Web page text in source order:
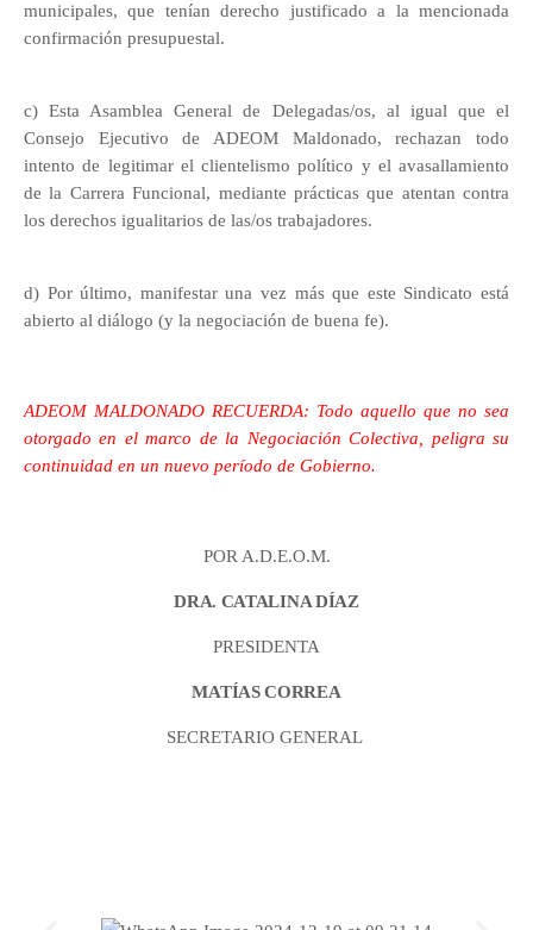
municipales, que tenían derecho justificado a la mencionada
confirmación presupuestal.
c) Esta Asamblea General de Delegadas/os, al igual que el
Consejo Ejecutivo de ADEOM Maldonado, rechazan todo
intento de legitimar el clientelismo político y el avasallamiento
de la Carrera Funcional, mediante prácticas que atentan contra
los derechos igualitarios de las/os trabajadores.
d) Por último, manifestar una vez más que este Sindicato está
abierto al diálogo (y la negociación de buena fe).
ADEOM MALDONADO RECUERDA: Todo aquello que no sea
otorgado en el marco de la Negociación Colectiva, peligra su
continuidad en un nuevo período de Gobierno.
POR A.D.E.O.M.
DRA. CATALINA DÍAZ
PRESIDENTA
MATÍAS CORREA
SECRETARIO GENERAL